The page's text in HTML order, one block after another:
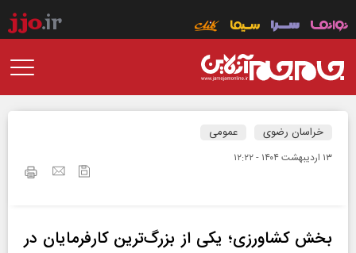
خراسان رضوی عمومی
۱۳ ارديبهشت ۱۴۰۴ - ۱۲:۲۲
بخش کشاورزی؛ یکی از بزرگ‌ترین کارفرمایان در